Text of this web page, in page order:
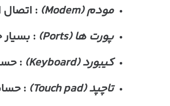
مودم(Modem)
: اتصال
پورت ها(Ports)
:
کیبورد(Keyboard)
:
تاچپد(Touch pad)
: